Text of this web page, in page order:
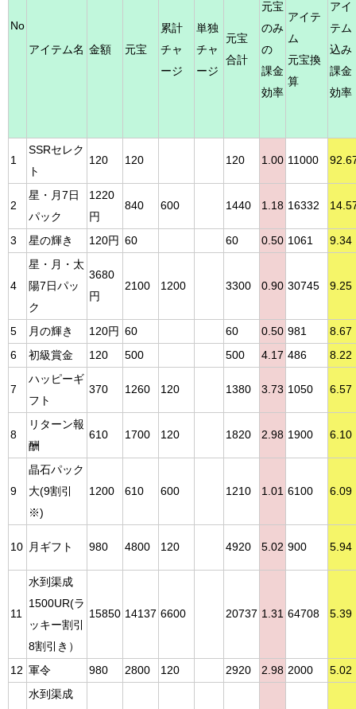
No
アイテム名 金額 元宝
累計
チャ
ージ
単独
チャ
ージ
元宝
合計
元宝
のみ
の
課金
効率
アイテ
ム
元宝換
算
アイ
テム
込み
課金
効率
1
SSRセレク
ト
120 120 120 1.00 11000
2
星・月7日
パック
1220
円
840 600 1440 1.18 16332
3 星の輝き 120円 60 60 0.50 1061 9.34
4
星・月・太
陽7日パッ
ク
3680
円
2100 1200 3300 0.90 30745 9.25
5 月の輝き 120円 60 60 0.50 981
8.67
6
初級賞金 120 500 500 4.17 486 8.22
7
ハッピーギ
フト
370 1260 120 1380 3.73 1050 6.57
8
リターン報
酬
610 1700 120 1820 2.98 1900 6.10
9
晶石パック
大(9割引
※)
1200 610 600 1210 1.01 6100 6.09
10 月ギフト 980 4800 120 4920 5.02 900 5.94
11
水到渠成
1500UR(ラ
ッキー割引
8割引き）
15850 14137 6600 20737 1.31 64708 5.39
12 軍令 980 2800 120 2920 2.98 2000 5.02
水到渠成